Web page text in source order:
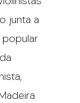
junta a